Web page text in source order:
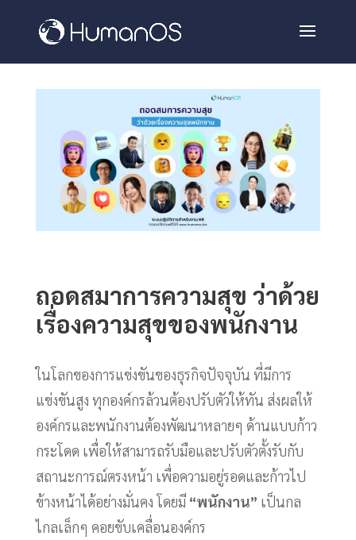
ถอดสมาการความสุข ว่าด้วย
เรื่องความสุขของพนักงาน
ในโลกของการแข่งขันของธุรกิจปัจจุบัน ที่มีการ
แข่งขันสูง ทุกองค์กรล้วนต้องปรับตัวให้ทัน ส่งผลให้
องค์กรและพนักงานต้องพัฒนาหลายๆ ด้านแบบก้าว
กระโดด เพื่อให้สามารถรับมือและปรับตัวตั้งรับกับ
สถานะการณ์ตรงหน้า เพื่อความอยู่รอดและก้าวไป
ข้างหน้าได้อย่างมั่นคง โดยมี “พนักงาน” เป็นกล
ไกลเล็กๆ คอยขับเคลื่อนองค์กร